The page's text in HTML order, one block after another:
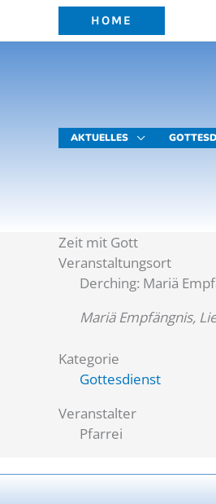
HOME
AKTUELLES
Zeit mit Gott
Veranstaltungsort
Derching: Mariä
Mariä Empfängnis,
Kategorie
Gottesdienst
Veranstalter
Pfarrei